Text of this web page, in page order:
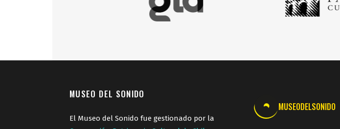
MUSEO DEL SONIDO
El Museo del Sonido fue gestionado por la
MUSEODELSONIDO